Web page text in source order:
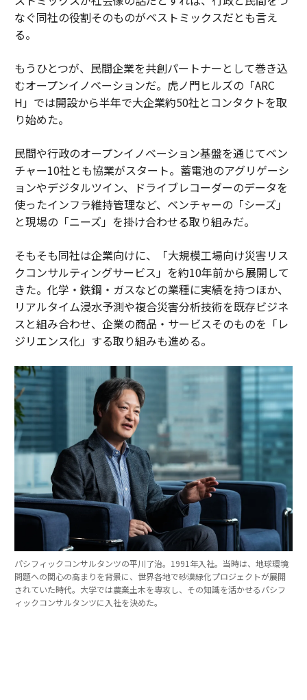
なぐ同社の役割そのものがベストミックスだとも言え
る。
もうひとつが、民間企業を共創パートナーとして巻き込
むオープンイノベーションだ。虎ノ門ヒルズの「ARC
H」では開設から半年で大企業約50社とコンタクトを取
り始めた。
民間や行政のオープンイノベーション基盤を通じてベン
チャー10社とも協業がスタート。蓄電池のアグリゲーシ
ョンやデジタルツイン、ドライブレコーダーのデータを
使ったインフラ維持管理など、ベンチャーの「シーズ」
と現場の「ニーズ」を掛け合わせる取り組みだ。
そもそも同社は企業向けに、「大規模工場向け災害リス
クコンサルティングサービス」を約10年前から展開して
きた。化学・鉄鋼・ガスなどの業種に実績を持つほか、
リアルタイム浸水予測や複合災害分析技術を既存ビジネ
スと組み合わせ、企業の商品・サービスそのものを「レ
ジリエンス化」する取り組みも進める。
パシフィックコンサルタンツの平川了治。1991年入社。当時は、地球環境
問題への関心の高まりを背景に、世界各地で砂漠緑化プロジェクトが展開
されていた時代。大学では農業土木を専攻し、その知識を活かせるパシフ
ィックコンサルタンツに入社を決めた。